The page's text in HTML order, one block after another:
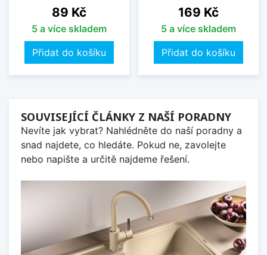
Cena
89 Kč
5 a více skladem
Přidat do košíku
Cena
169 Kč
5 a více skladem
Přidat do košíku
SOUVISEJÍCÍ ČLÁNKY Z NAŠÍ PORADNY
Nevíte jak vybrat? Nahlédněte do naší poradny a
snad najdete, co hledáte. Pokud ne, zavolejte
nebo napište a určitě najdeme řešení.